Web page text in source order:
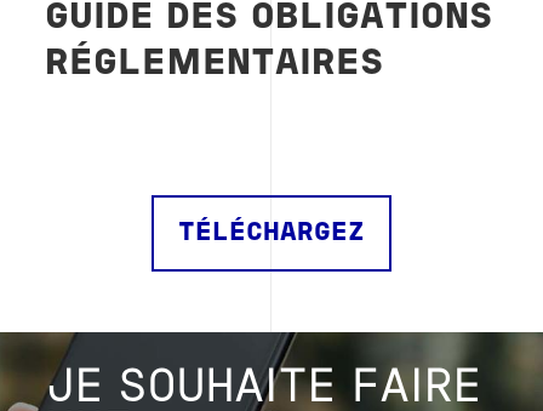
GUIDE DES OBLIGATIONS
RÉGLEMENTAIRES
TÉLÉCHARGEZ
JE SOUHAITE FAIRE